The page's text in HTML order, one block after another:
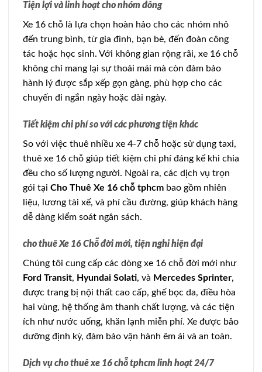
Tiện lợi và linh hoạt cho nhóm đông
Xe 16 chỗ là lựa chọn hoàn hảo cho các nhóm nhỏ
đến trung bình, từ gia đình, bạn bè, đến đoàn công
tác hoặc học sinh. Với không gian rộng rãi, xe 16 chỗ
không chỉ mang lại sự thoải mái mà còn đảm bảo
hành lý được sắp xếp gọn gàng, phù hợp cho các
chuyến đi ngắn ngày hoặc dài ngày.
Tiết kiệm chi phí so với các phương tiện khác
So với việc thuê nhiều xe 4-7 chỗ hoặc sử dụng taxi,
thuê xe 16 chỗ giúp tiết kiệm chi phí đáng kể khi chia
đều cho số lượng người. Ngoài ra, các dịch vụ trọn
gói tại Cho Thuê Xe 16 chỗ tphcm bao gồm nhiên
liệu, lương tài xế, và phí cầu đường, giúp khách hàng
dễ dàng kiểm soát ngân sách.
cho thuê Xe 16 Chỗ đời mới, tiện nghi hiện đại
Chúng tôi cung cấp các dòng xe 16 chỗ đời mới như
Ford Transit, Hyundai Solati, và Mercedes Sprinter,
được trang bị nội thất cao cấp, ghế bọc da, điều hòa
hai vùng, hệ thống âm thanh chất lượng, và các tiện
ích như nước uống, khăn lạnh miễn phí. Xe được bảo
dưỡng định kỳ, đảm bảo vận hành êm ái và an toàn.
Dịch vụ cho thuê xe 16 chỗ tphcm linh hoạt 24/7